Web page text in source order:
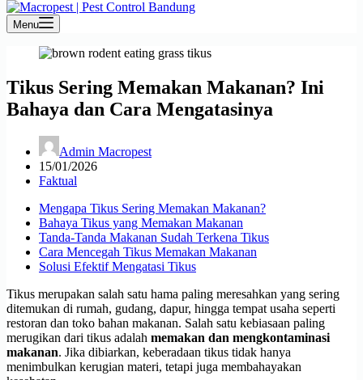
Menu
Tikus Sering Memakan Makanan? Ini
Bahaya dan Cara Mengatasinya
Admin Macropest
15/01/2026
Faktual
Mengapa Tikus Sering Memakan Makanan?
Bahaya Tikus yang Memakan Makanan
Tanda-Tanda Makanan Sudah Terkena Tikus
Cara Mencegah Tikus Memakan Makanan
Solusi Efektif Mengatasi Tikus
Tikus merupakan salah satu hama paling meresahkan yang sering
ditemukan di rumah, gudang, dapur, hingga tempat usaha seperti
restoran dan toko bahan makanan. Salah satu kebiasaan paling
merugikan dari tikus adalah memakan dan mengkontaminasi
makanan. Jika dibiarkan, keberadaan tikus tidak hanya
menimbulkan kerugian materi, tetapi juga membahayakan